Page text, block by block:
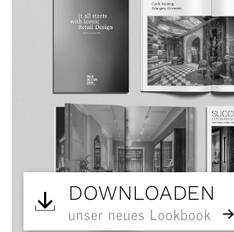
DOWNLOADEN
unser neues Lookbook